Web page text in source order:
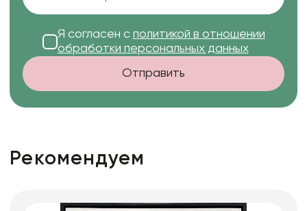
Я согласен с политикой в отношении
обработки персональных данных
Отправить
Рекомендуем